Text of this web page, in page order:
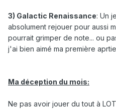
3) Galactic Renaissance: Un
absolument rejouer pour aussi
pourrait grimper de note... ou
j'ai bien aimé ma première
Ma déception du mois:
Ne pas avoir jouer du tout à